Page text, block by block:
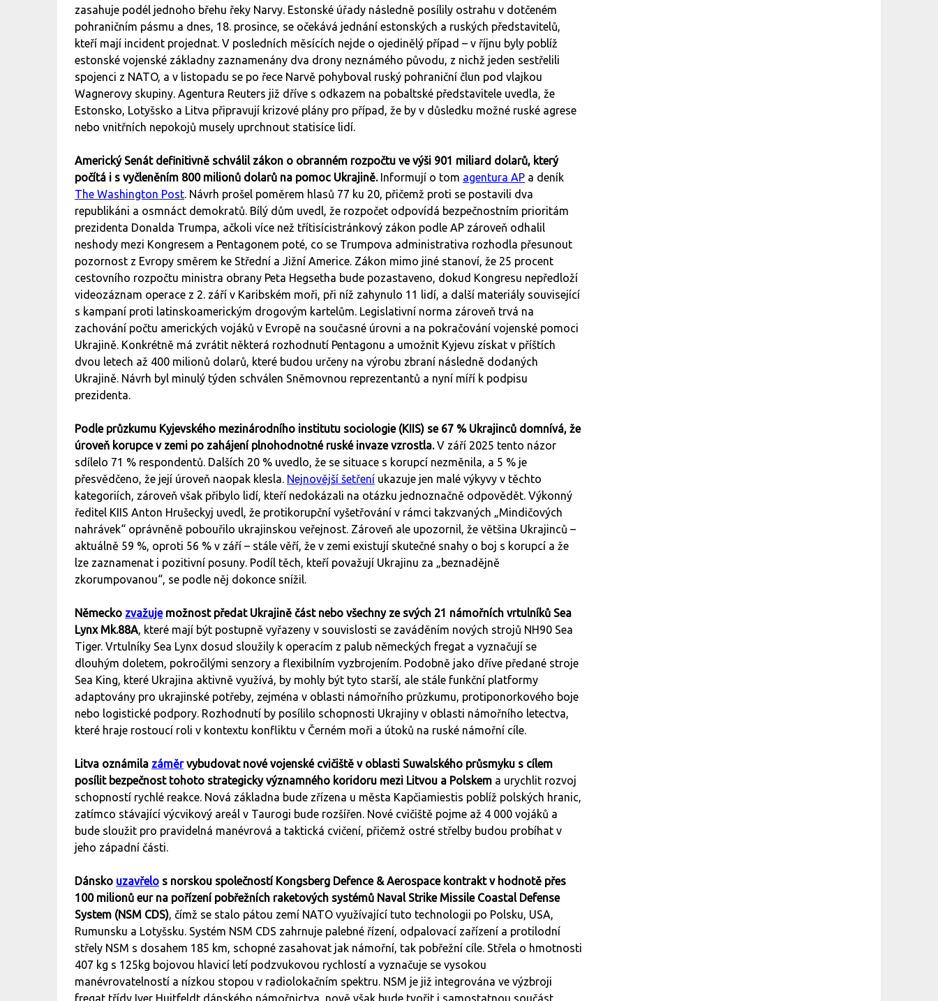
zasahuje podél jednoho břehu řeky Narvy. Estonské úřady následně posílily ostrahu v dotčeném
pohraničním pásmu a dnes, 18. prosince, se očekává jednání estonských a ruských představitelů,
kteří mají incident projednat. V posledních měsících nejde o ojedinělý případ – v říjnu byly poblíž
estonské vojenské základny zaznamenány dva drony neznámého původu, z nichž jeden sestřelili
spojenci z NATO, a v listopadu se po řece Narvě pohyboval ruský pohraniční člun pod vlajkou
Wagnerovy skupiny. Agentura Reuters již dříve s odkazem na pobaltské představitele uvedla, že
Estonsko, Lotyšsko a Litva připravují krizové plány pro případ, že by v důsledku možné ruské agrese
nebo vnitřních nepokojů musely uprchnout statisíce lidí.
Americký Senát definitivně schválil zákon o obranném rozpočtu ve výši 901 miliard dolarů, který
počítá i s vyčleněním 800 milionů dolarů na pomoc Ukrajině. Informují o tom agentura AP a deník
The Washington Post. Návrh prošel poměrem hlasů 77 ku 20, přičemž proti se postavili dva
republikáni a osmnáct demokratů. Bílý dům uvedl, že rozpočet odpovídá bezpečnostním prioritám
prezidenta Donalda Trumpa, ačkoli více než třítisícistránkový zákon podle AP zároveň odhalil
neshody mezi Kongresem a Pentagonem poté, co se Trumpova administrativa rozhodla přesunout
pozornost z Evropy směrem ke Střední a Jižní Americe. Zákon mimo jiné stanoví, že 25 procent
cestovního rozpočtu ministra obrany Peta Hegsetha bude pozastaveno, dokud Kongresu nepředloží
videozáznam operace z 2. září v Karibském moři, při níž zahynulo 11 lidí, a další materiály související
s kampaní proti latinskoamerickým drogovým kartelům. Legislativní norma zároveň trvá na
zachování počtu amerických vojáků v Evropě na současné úrovni a na pokračování vojenské pomoci
Ukrajině. Konkrétně má zvrátit některá rozhodnutí Pentagonu a umožnit Kyjevu získat v příštích
dvou letech až 400 milionů dolarů, které budou určeny na výrobu zbraní následně dodaných
Ukrajině. Návrh byl minulý týden schválen Sněmovnou reprezentantů a nyní míří k podpisu
prezidenta.
Podle průzkumu Kyjevského mezinárodního institutu sociologie (KIIS) se 67 % Ukrajinců domnívá, že
úroveň korupce v zemi po zahájení plnohodnotné ruské invaze vzrostla.V září 2025 tento názor
sdílelo 71 % respondentů. Dalších 20 % uvedlo, že se situace s korupcí nezměnila, a 5 % je
přesvědčeno, že její úroveň naopak klesla. Nejnovější šetření ukazuje jen malé výkyvy v těchto
kategoriích, zároveň však přibylo lidí, kteří nedokázali na otázku jednoznačně odpovědět. Výkonný
ředitel KIIS Anton Hrušeckyj uvedl, že protikorupční vyšetřování v rámci takzvaných „Mindičových
nahrávek“ oprávněně pobouřilo ukrajinskou veřejnost. Zároveň ale upozornil, že většina Ukrajinců –
aktuálně 59 %, oproti 56 % v září – stále věří, že v zemi existují skutečné snahy o boj s korupcí a že
lze zaznamenat i pozitivní posuny. Podíl těch, kteří považují Ukrajinu za „beznadějně
zkorumpovanou“, se podle něj dokonce snížil.
Německo zvažujemožnost předat Ukrajině část nebo všechny ze svých 21 námořních vrtulníků Sea
Lynx Mk.88A, které mají být postupně vyřazeny v souvislosti se zaváděním nových strojů NH90 Sea
Tiger. Vrtulníky Sea Lynx dosud sloužily k operacím z palub německých fregat a vyznačují se
dlouhým doletem, pokročilými senzory a flexibilním vyzbrojením. Podobně jako dříve předané stroje
Sea King, které Ukrajina aktivně využívá, by mohly být tyto starší, ale stále funkční platformy
adaptovány pro ukrajinské potřeby, zejména v oblasti námořního průzkumu, protiponorkového boje
nebo logistické podpory. Rozhodnutí by posílilo schopnosti Ukrajiny v oblasti námořního letectva,
které hraje rostoucí roli v kontextu konfliktu v Černém moři a útoků na ruské námořní cíle.
Litva oznámila záměrvybudovat nové vojenské cvičiště v oblasti Suwalského průsmyku s cílem
posílit bezpečnost tohoto strategicky významného koridoru mezi Litvou a Polskem a urychlit rozvoj
schopností rychlé reakce. Nová základna bude zřízena u města Kapčiamiestis poblíž polských hranic,
zatímco stávající výcvikový areál v Taurogi bude rozšířen. Nové cvičiště pojme až 4 000 vojáků a
bude sloužit pro pravidelná manévrová a taktická cvičení, přičemž ostré střelby budou probíhat v
jeho západní části.
Dánsko uzavřelo s norskou společností Kongsberg Defence & Aerospace kontrakt v hodnotě přes
100 milionů eur na pořízení pobřežních raketových systémů Naval Strike Missile Coastal Defense
System (NSM CDS), čímž se stalo pátou zemí NATO využívající tuto technologii po Polsku, USA,
Rumunsku a Lotyšsku. Systém NSM CDS zahrnuje palebné řízení, odpalovací zařízení a protilodní
střely NSM s dosahem 185 km, schopné zasahovat jak námořní, tak pobřežní cíle. Střela o hmotnosti
407 kg s 125kg bojovou hlavicí letí podzvukovou rychlostí a vyznačuje se vysokou
manévrovatelností a nízkou stopou v radiolokačním spektru. NSM je již integrována ve výzbroji
fregat třídy Iver Huitfeldt dánského námořnictva, nově však bude tvořit i samostatnou součást